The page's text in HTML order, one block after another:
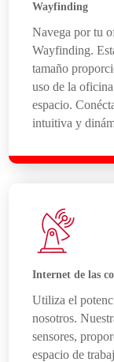
Wayfinding
Navega por tu
Wayfinding.
tamaño
uso de la
espacio.
intuitiva y
Internet de las
Utiliza el
nosotros.
sensores,
espacio de